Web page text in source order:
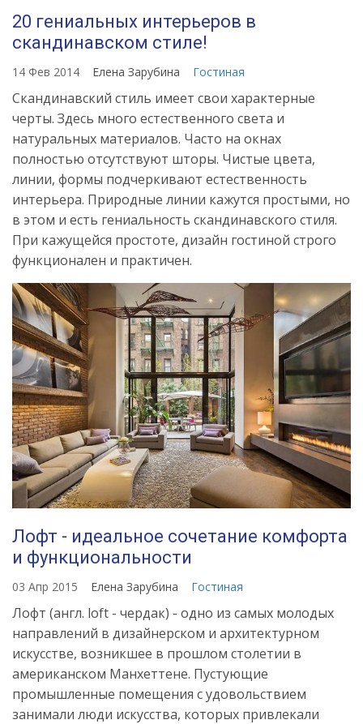
20 гениальных интерьеров в
скандинавском стиле!
14 Фев 2014 Елена Зарубина Гостиная
Скандинавский стиль имеет свои характерные
черты. Здесь много естественного света и
натуральных материалов. Часто на окнах
полностью отсутствуют шторы. Чистые цвета,
линии, формы подчеркивают естественность
интерьера. Природные линии кажутся простыми, но
в этом и есть гениальность скандинавского стиля.
При кажущейся простоте, дизайн гостиной строго
функционален и практичен.
Лофт - идеальное сочетание комфорта
и функциональности
03 Апр 2015 Елена Зарубина Гостиная
Лофт (англ. loft - чердак) - одно из самых молодых
направлений в дизайнерском и архитектурном
искусстве, возникшее в прошлом столетии в
американском Манхеттене. Пустующие
промышленные помещения с удовольствием
занимали люди искусства, которых привлекали